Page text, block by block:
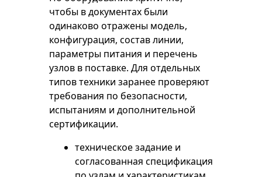
чтобы в документах были
одинаково отражены модель,
конфигурация, состав линии,
параметры питания и перечень
узлов в поставке. Для отдельных
типов техники заранее проверяют
требования по безопасности,
испытаниям и дополнительной
сертификации.
техническое задание и
согласованная спецификация